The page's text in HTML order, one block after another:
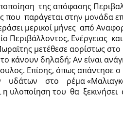
της απόφασης
που παράγεται στην μονάδα
μερικοί μήνες από
Περιβάλλοντος, Ενέργειας
μετέθεσε αορίστως στο
κάνουν δηλαδή; Αν είναι
Επίσης, όπως απάντησε
υδάτων στο ρέμα
η υλοποίηση του θα